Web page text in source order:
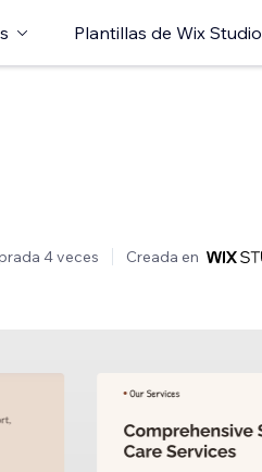
Plantillas de Wix Studio
4 veces Creada en